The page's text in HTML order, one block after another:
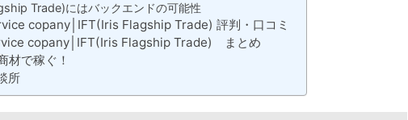
Trade)にはバックエンドの可能性
copany│IFT(Iris Flagship Trade) 評判・口コミ
copany│IFT(Iris Flagship Trade) まとめ
材で稼ぐ！
所